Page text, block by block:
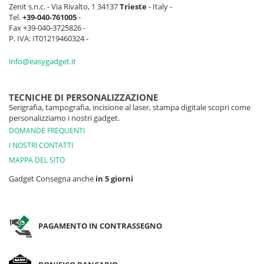
Zenit s.n.c. - Via Rivalto, 1 34137Trieste- Italy -
Tel.+39-040-761005-
Fax +39-040-3725826 -
P. IVA: IT01219460324 -
info@easygadget.it
TECNICHE DI PERSONALIZZAZIONE
Serigrafia, tampografia, incisione al laser, stampa digitale scopri come
personalizziamo i nostri gadget.
DOMANDE FREQUENTI
I NOSTRI CONTATTI
MAPPA DEL SITO
Gadget Consegna anche in 5 giorni
PAGAMENTO IN CONTRASSEGNO